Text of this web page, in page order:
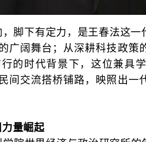
脚下有定力，是王春法这
广阔舞台；从深耕科技政策
的时代背景下，这位兼具
间交流搭桥铺路，映照出一
量崛起